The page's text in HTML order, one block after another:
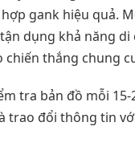
gank hiệu quả.
dụng khả năng
thắng chung
tra bản đồ mỗi
trao đổi thông tin